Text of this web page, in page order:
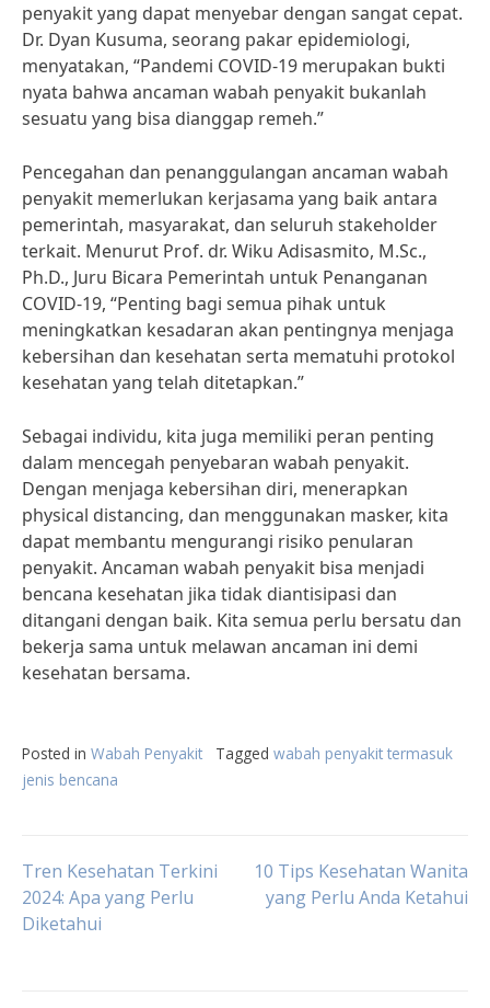
penyakit yang dapat menyebar dengan sangat cepat.
Dr. Dyan Kusuma, seorang pakar epidemiologi,
menyatakan, “Pandemi COVID-19 merupakan bukti
nyata bahwa ancaman wabah penyakit bukanlah
sesuatu yang bisa dianggap remeh.”
Pencegahan dan penanggulangan ancaman wabah
penyakit memerlukan kerjasama yang baik antara
pemerintah, masyarakat, dan seluruh stakeholder
terkait. Menurut Prof. dr. Wiku Adisasmito, M.Sc.,
Ph.D., Juru Bicara Pemerintah untuk Penanganan
COVID-19, “Penting bagi semua pihak untuk
meningkatkan kesadaran akan pentingnya menjaga
kebersihan dan kesehatan serta mematuhi protokol
kesehatan yang telah ditetapkan.”
Sebagai individu, kita juga memiliki peran penting
dalam mencegah penyebaran wabah penyakit.
Dengan menjaga kebersihan diri, menerapkan
physical distancing, dan menggunakan masker, kita
dapat membantu mengurangi risiko penularan
penyakit. Ancaman wabah penyakit bisa menjadi
bencana kesehatan jika tidak diantisipasi dan
ditangani dengan baik. Kita semua perlu bersatu dan
bekerja sama untuk melawan ancaman ini demi
kesehatan bersama.
Posted in Wabah Penyakit Tagged wabah penyakit termasuk
jenis bencana
Post
navigation
Tren Kesehatan Terkini
2024: Apa yang Perlu
Diketahui
10 Tips Kesehatan Wanita
yang Perlu Anda Ketahui